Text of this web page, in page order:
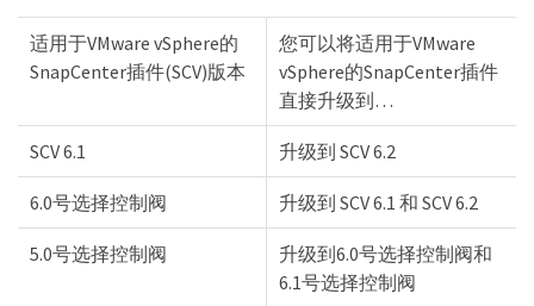
适用于VMware vSphere的
SnapCenter插件(SCV)版本
您可以将适用于VMware
vSphere的SnapCenter插件
直接升级到…​
SCV 6.1 升级到 SCV 6.2
6.0号选择控制阀 升级到 SCV 6.1 和 SCV 6.2
5.0号选择控制阀
升级到6.0号选择控制阀和
6.1号选择控制阀